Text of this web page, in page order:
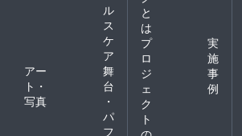
ル
ス
ケ
ア
アー
ト・
写真
舞
台
・
パ
フ
と
は
プ
ロ
ジ
ェ
ク
ト
実
施
事
例